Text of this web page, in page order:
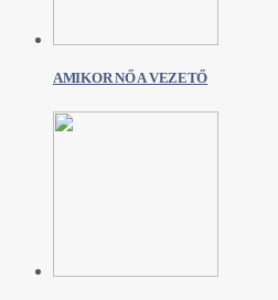
AMIKOR NŐ A VEZETŐ